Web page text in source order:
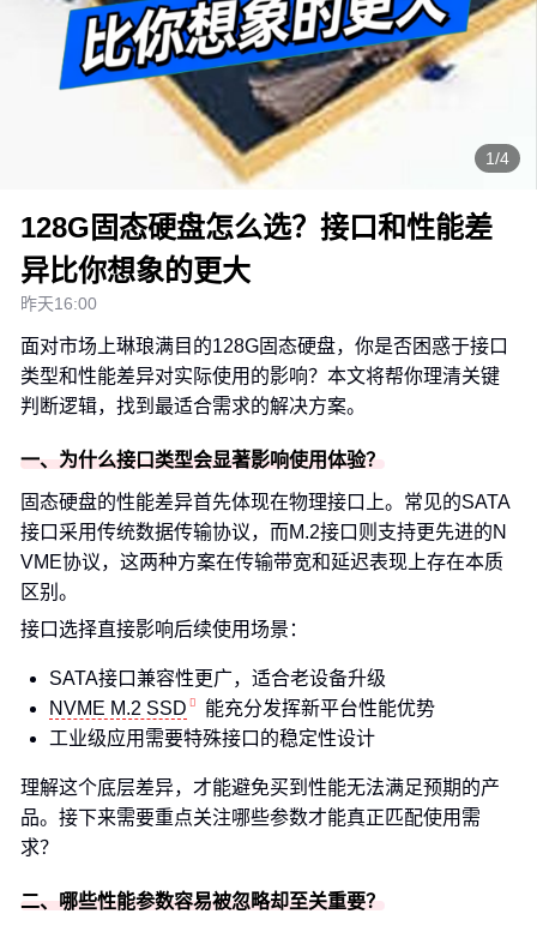
1/4
128G固态硬盘怎么选？接口和性能差
异比你想象的更大
昨天16:00
面对市场上琳琅满目的128G固态硬盘，你是否困惑于接口
类型和性能差异对实际使用的影响？本文将帮你理清关键
判断逻辑，找到最适合需求的解决方案。
一、为什么接口类型会显著影响使用体验？
固态硬盘的性能差异首先体现在物理接口上。常见的SATA
接口采用传统数据传输协议，而M.2接口则支持更先进的N
VME协议，这两种方案在传输带宽和延迟表现上存在本质
区别。
接口选择直接影响后续使用场景：
SATA接口兼容性更广，适合老设备升级
NVME M.2 SSD
能充分发挥新平台性能优势
工业级应用需要特殊接口的稳定性设计
理解这个底层差异，才能避免买到性能无法满足预期的产
品。接下来需要重点关注哪些参数才能真正匹配使用需
求？
二、哪些性能参数容易被忽略却至关重要？